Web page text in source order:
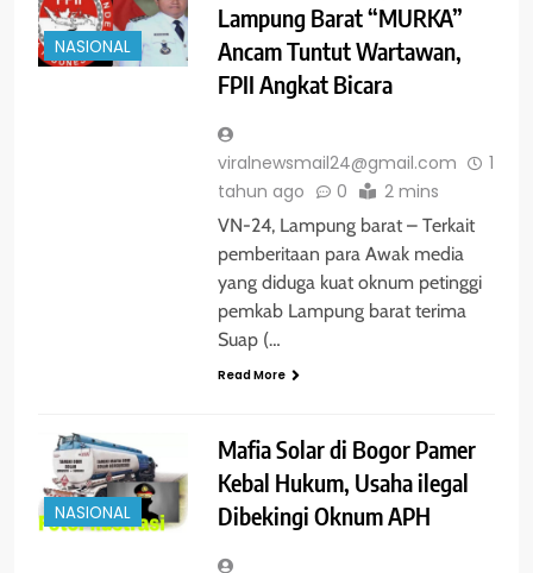
NASIONAL
Lampung Barat “MURKA”
Ancam Tuntut Wartawan,
FPII Angkat Bicara
viralnewsmail24@gmail.com
1
tahun ago
0 2 mins
VN-24, Lampung barat – Terkait
pemberitaan para Awak media
yang diduga kuat oknum petinggi
pemkab Lampung barat terima
Suap (…
Read More
NASIONAL
Mafia Solar di Bogor Pamer
Kebal Hukum, Usaha ilegal
Dibekingi Oknum APH